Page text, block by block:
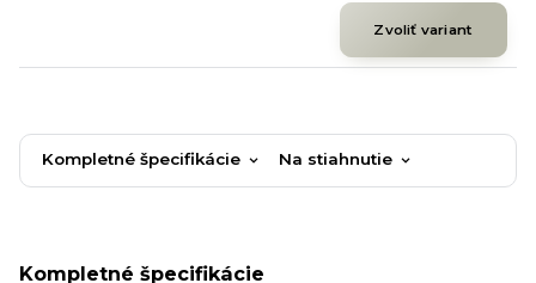
Zvoliť variant
Kompletné špecifikácie Na stiahnutie
Kompletné špecifikácie